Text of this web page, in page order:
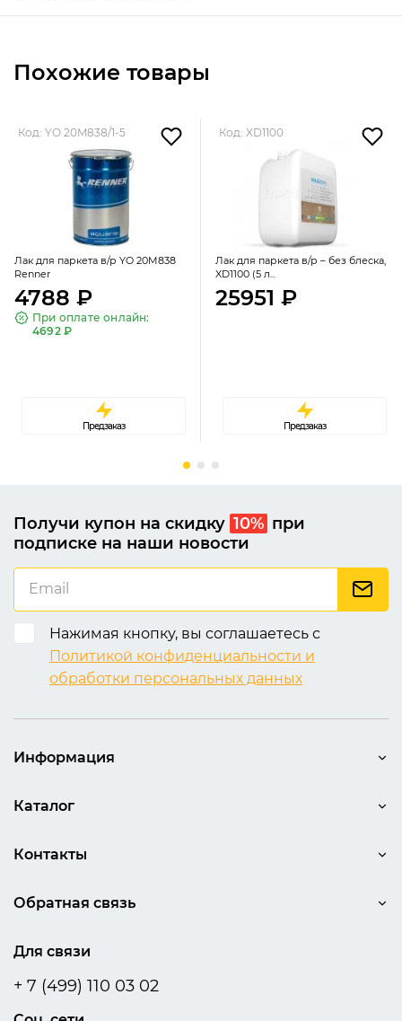
Похожие товары
Код: YO 20M838/1-5
Лак для паркета в/р YO 20M838
Renner
4788 ₽
При оплате онлайн:
4692 ₽
Предзаказ
Код: XD1100
Лак для паркета в/р – без блеска,
XD1100 (5 л...
25951 ₽
Предзаказ
Получи купон на скидку 10% при
подписке на наши новости
Нажимая кнопку, вы соглашаетесь с
Политикой конфиденциальности и
обработки персональных данных
Информация
Каталог
Контакты
Для связи
+ 7 (499) 110 03 02
Обратная связь